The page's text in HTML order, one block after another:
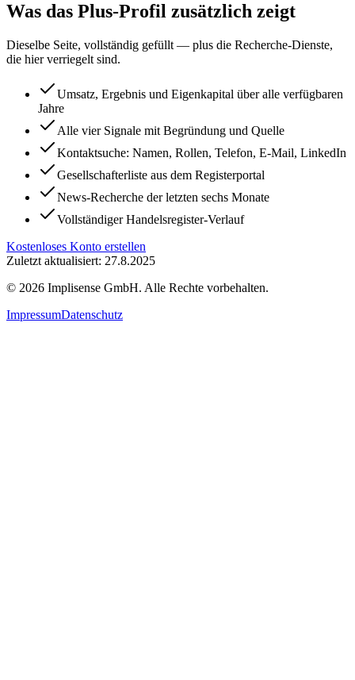
Was das Plus-Profil zusätzlich zeigt
Dieselbe Seite, vollständig gefüllt — plus die Recherche-Dienste,
die hier verriegelt sind.
Umsatz, Ergebnis und Eigenkapital über alle verfügbaren
Jahre
Alle vier Signale mit Begründung und Quelle
Kontaktsuche: Namen, Rollen, Telefon, E-Mail, LinkedIn
Gesellschafterliste aus dem Registerportal
News-Recherche der letzten sechs Monate
Vollständiger Handelsregister-Verlauf
Kostenloses Konto erstellen
Zuletzt aktualisiert: 27.8.2025
© 2026 Implisense GmbH. Alle Rechte vorbehalten.
ImpressumDatenschutz